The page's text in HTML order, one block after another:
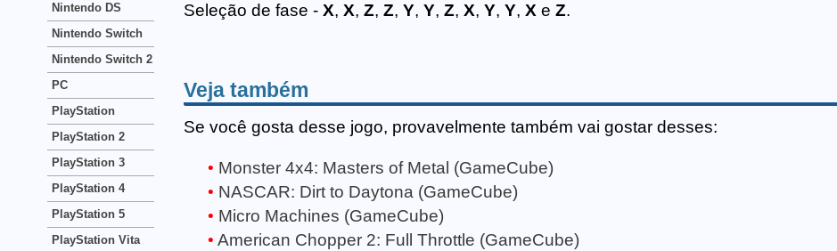
Seleção de fase - X, X, Z, Z, Y, Y, Z, X, Y, Y, X e Z.
Veja também
Se você gosta desse jogo, provavelmente também vai gostar desses:
Monster 4x4: Masters of Metal (GameCube)
NASCAR: Dirt to Daytona (GameCube)
Micro Machines (GameCube)
American Chopper 2: Full Throttle (GameCube)
Nintendo DS
Nintendo Switch
Nintendo Switch 2
PC
PlayStation
PlayStation 2
PlayStation 3
PlayStation 4
PlayStation 5
PlayStation Vita